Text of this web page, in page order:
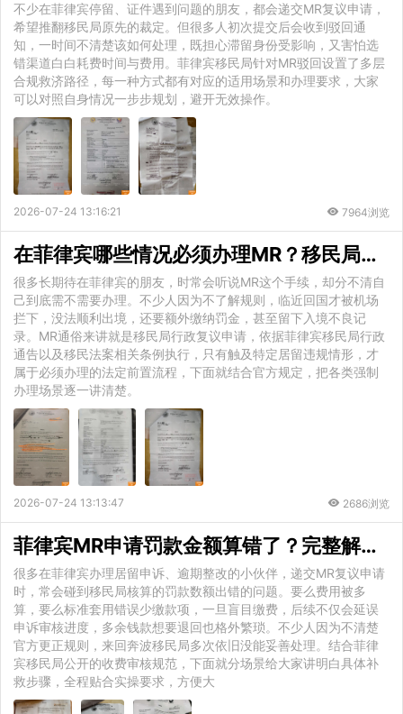
不少在菲律宾停留、证件遇到问题的朋友，都会递交MR复议申请，
希望推翻移民局原先的裁定。但很多人初次提交后会收到驳回通
知，一时间不清楚该如何处理，既担心滞留身份受影响，又害怕选
错渠道白白耗费时间与费用。菲律宾移民局针对MR驳回设置了多层
合规救济路径，每一种方式都有对应的适用场景和办理要求，大家
可以对照自身情况一步步规划，避开无效操作。
2026-07-24 13:16:21 7964浏览
在菲律宾哪些情况必须办理MR？移民局官方适用场景完整梳理
很多长期待在菲律宾的朋友，时常会听说MR这个手续，却分不清自
己到底需不需要办理。不少人因为不了解规则，临近回国才被机场
拦下，没法顺利出境，还要额外缴纳罚金，甚至留下入境不良记
录。MR通俗来讲就是移民局行政复议申请，依据菲律宾移民局行政
通告以及移民法案相关条例执行，只有触及特定居留违规情形，才
属于必须办理的法定前置流程，下面就结合官方规定，把各类强制
办理场景逐一讲清楚。
2026-07-24 13:13:47 2686浏览
菲律宾MR申请罚款金额算错了？完整解决方式一览
很多在菲律宾办理居留申诉、逾期整改的小伙伴，递交MR复议申请
时，常会碰到移民局核算的罚款数额出错的问题。要么费用被多
算，要么标准套用错误少缴款项，一旦盲目缴费，后续不仅会延误
申诉审核进度，多余钱款想要退回也格外繁琐。不少人因为不清楚
官方更正规则，来回奔波移民局多次依旧没能妥善处理。结合菲律
宾移民局公开的收费审核规范，下面就分场景给大家讲明白具体补
救步骤，全程贴合实操要求，方便大